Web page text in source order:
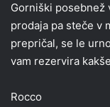
Gorniški posebnež
prodaja pa steče v
prepričal, se le
vam rezervira
Rocco